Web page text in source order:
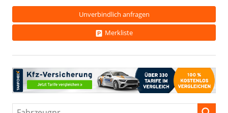
Unverbindlich anfragen
Merkliste
Fahrzeugnr.